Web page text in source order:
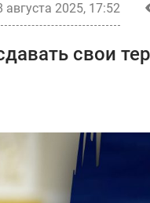
августа 2025, 17:52
свои